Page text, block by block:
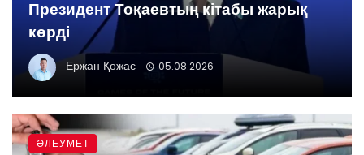
Президент Тоқаевтың кітабы жарық
көрді
Ержан Қожас 05.08.2026
ӘЛЕУМЕТ